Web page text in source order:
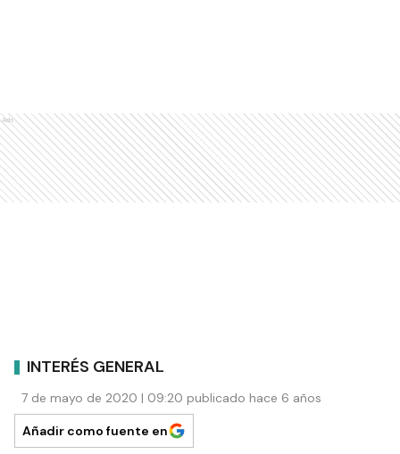
Ads
INTERÉS GENERAL
7 de mayo de 2020 | 09:20 publicado hace 6 años
Añadir como fuente en